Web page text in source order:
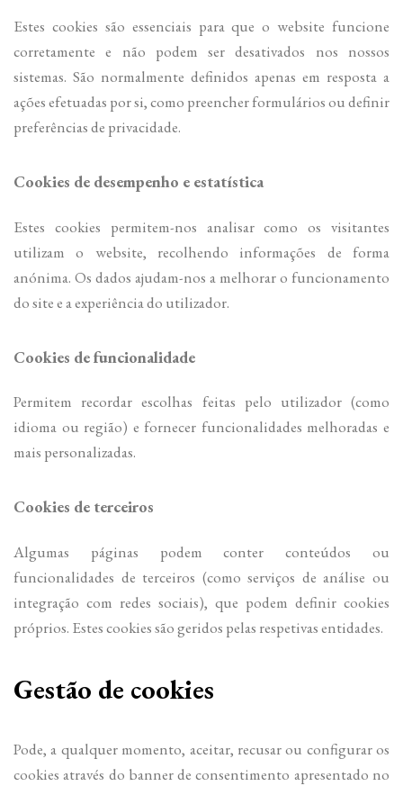
Estes cookies são essenciais para que o website funcione
corretamente e não podem ser desativados nos nossos
sistemas. São normalmente definidos apenas em resposta a
ações efetuadas por si, como preencher formulários ou definir
preferências de privacidade.
Cookies de desempenho e estatística
Estes cookies permitem-nos analisar como os visitantes
utilizam o website, recolhendo informações de forma
anónima. Os dados ajudam-nos a melhorar o funcionamento
do site e a experiência do utilizador.
Cookies de funcionalidade
Permitem recordar escolhas feitas pelo utilizador (como
idioma ou região) e fornecer funcionalidades melhoradas e
mais personalizadas.
Cookies de terceiros
Algumas páginas podem conter conteúdos ou
funcionalidades de terceiros (como serviços de análise ou
integração com redes sociais), que podem definir cookies
próprios. Estes cookies são geridos pelas respetivas entidades.
Gestão de cookies
Pode, a qualquer momento, aceitar, recusar ou configurar os
cookies através do banner de consentimento apresentado no